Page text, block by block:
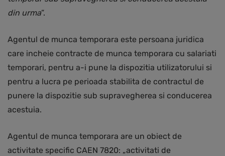
din urma”.
Agentul de munca temporara este persoana juridica
care incheie contracte de munca temporara cu salariati
temporari, pentru a-i pune la dispozitia utilizatorului si
pentru a lucra pe perioada stabilita de contractul de
punere la dispozitie sub supravegherea si conducerea
acestuia.
Agentul de munca temporara are un obiect de
activitate specific CAEN 7820: „activitati de